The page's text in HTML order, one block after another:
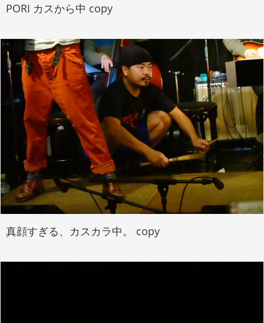
PORI カスから中 copy
真顔すぎる、カスカラ中。 copy